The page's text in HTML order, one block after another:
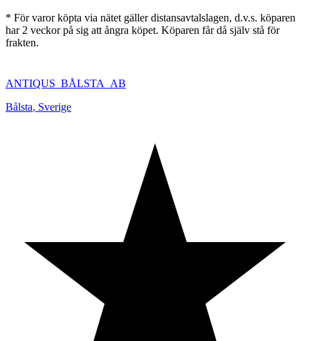
* För varor köpta via nätet gäller distansavtalslagen, d.v.s. köparen
har 2 veckor på sig att ångra köpet. Köparen får då själv stå för
frakten.
ANTIQUS_BÅLSTA_AB
Bålsta, Sverige